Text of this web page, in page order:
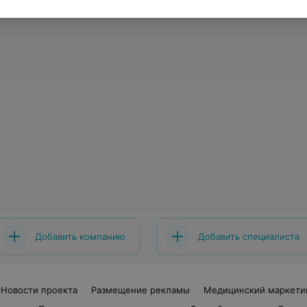
Добавить компанию Добавить специалиста
Новости проекта Размещение рекламы
Медицинский